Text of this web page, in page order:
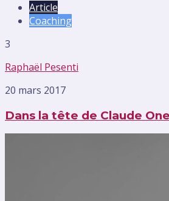
Article
Coaching
3
Raphaël Pesenti
20 mars 2017
Dans la tête de Claude